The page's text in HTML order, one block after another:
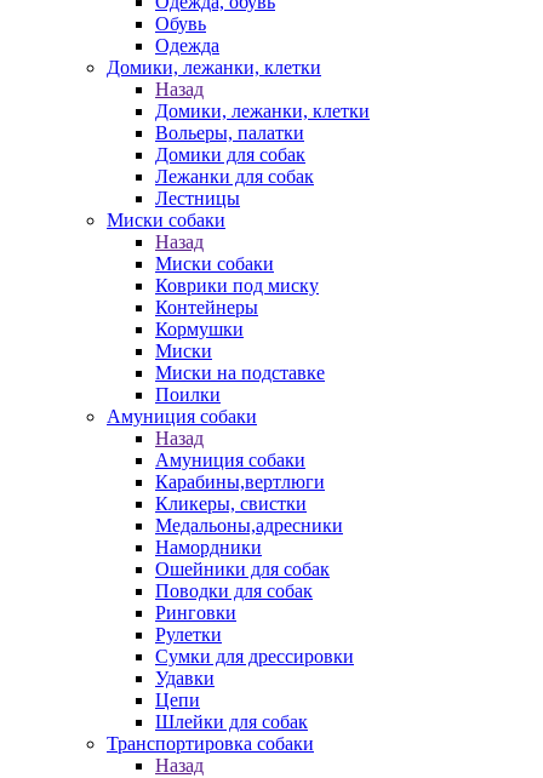
Обувь
Одежда
Домики, лежанки, клетки
Назад
Домики, лежанки, клетки
Вольеры, палатки
Домики для собак
Лежанки для собак
Лестницы
Миски собаки
Назад
Миски собаки
Коврики под миску
Контейнеры
Кормушки
Миски
Миски на подставке
Поилки
Амуниция собаки
Назад
Амуниция собаки
Карабины,вертлюги
Кликеры, свистки
Медальоны,адресники
Намордники
Ошейники для собак
Поводки для собак
Ринговки
Рулетки
Сумки для дрессировки
Удавки
Цепи
Шлейки для собак
Транспортировка собаки
Назад